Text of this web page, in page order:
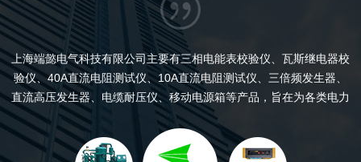
上海端懿电气科技有限公司主要有三相电能表校验仪、瓦斯继电器校
验仪、40A直流电阻测试仪、10A直流电阻测试仪、三倍频发生器、
直流高压发生器、电缆耐压仪、移动电源箱等产品，旨在为各类电力
用户提供高电压试验及检测的完备解决方案。公司实行现代管理制
度，全面推行ISO9001：2000质量管理体系，并制定了“规范管理制
度，严格过程控制，保证产品质量，达到顾客满意”的质量方针，公司